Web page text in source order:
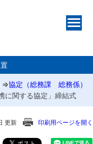
⇒協定（総務課 総務係）
に関する協定」締結式
更新 印刷用ページを開く